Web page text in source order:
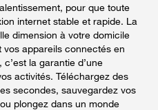
pour que toute
internet stable et rapide. La
dimension à votre domicile
appareils connectés en
la garantie d’une
activités. Téléchargez des
secondes, sauvegardez vos
plongez dans un monde